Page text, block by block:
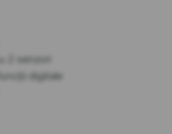
2 senzori
digitale